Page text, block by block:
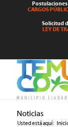
Postulaciones
CARGOS
Solicitud
LEY DE
Noticias
Usted está aquí: